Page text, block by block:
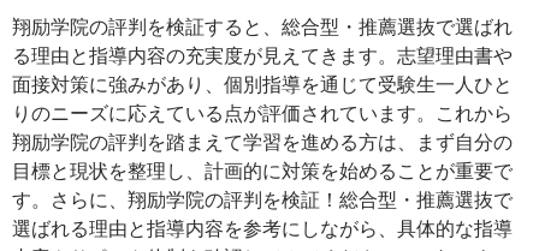
翔励学院の評判を検証すると、総合型・推薦選抜で選ばれ
る理由と指導内容の充実度が見えてきます。志望理由書や
面接対策に強みがあり、個別指導を通じて受験生一人ひと
りのニーズに応えている点が評価されています。これから
翔励学院の評判を踏まえて学習を進める方は、まず自分の
目標と現状を整理し、計画的に対策を始めることが重要で
す。さらに、翔励学院の評判を検証！総合型・推薦選抜で
選ばれる理由と指導内容を参考にしながら、具体的な指導